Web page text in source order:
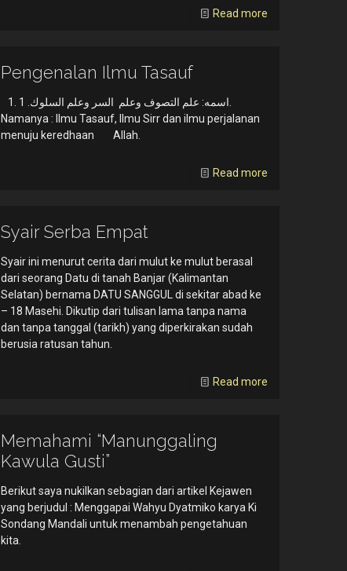
Read more
Pengenalan Ilmu Tasauf
1. اسمه: علم التصوف وعلم السر وعلم السلوك. 1.
Namanya : Ilmu Tasauf, Ilmu Sirr dan ilmu perjalanan
menuju keredhaan Allah.
Read more
Syair Serba Empat
Syair ini menurut cerita dari mulut ke mulut berasal
dari seorang Datu di tanah Banjar (Kalimantan
Selatan) bernama DATU SANGGUL di sekitar abad ke
– 18 Masehi. Dikutip dari tulisan lama tanpa nama
dan tanpa tanggal (tarikh) yang diperkirakan sudah
berusia ratusan tahun.
Read more
Memahami “Manunggaling
Kawula Gusti”
Berikut saya nukilkan sebagian dari artikel Kejawen
yang berjudul : Menggapai Wahyu Dyatmiko karya Ki
Sondang Mandali untuk menambah pengetahuan
kita.